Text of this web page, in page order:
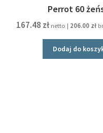
Perrot 60
167.48 zł netto | 206.00 zł
Dodaj do